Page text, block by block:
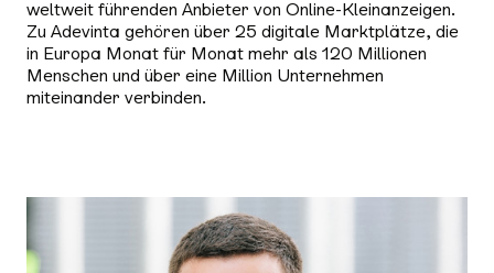
weltweit führenden Anbieter von Online-Kleinanzeigen.
Zu Adevinta gehören über 25 digitale Marktplätze, die
in Europa Monat für Monat mehr als 120 Millionen
Menschen und über eine Million Unternehmen
miteinander verbinden.